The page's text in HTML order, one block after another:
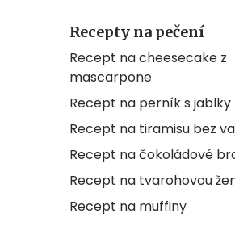
Recepty na pečení
Recept na cheesecake z
mascarpone
Recept na perník s jablky
Recept na tiramisu bez
Recept na čokoládové
Recept na tvarohovou
Recept na muffiny